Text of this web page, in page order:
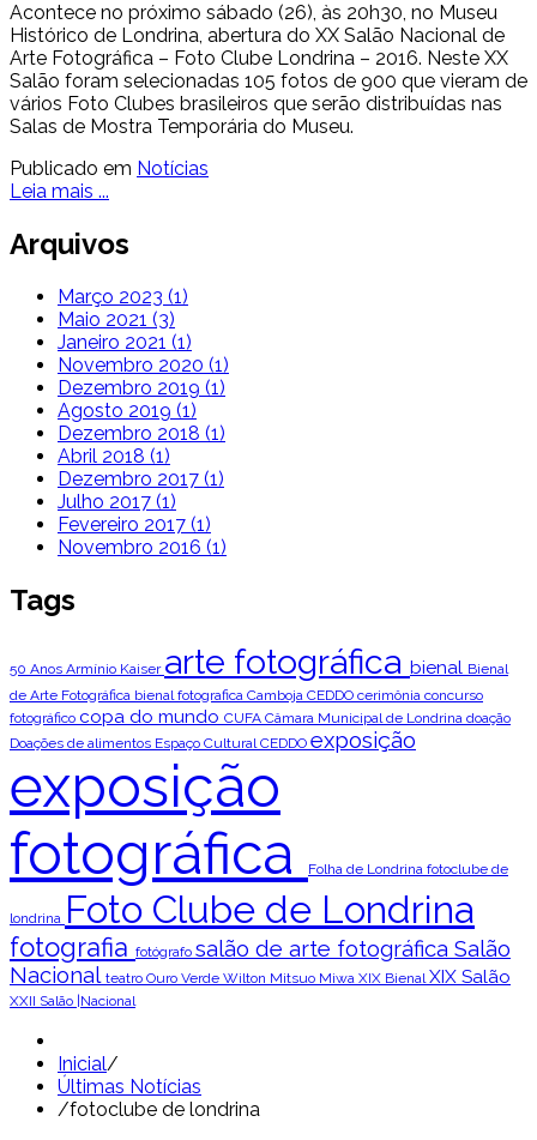
Acontece no próximo sábado (26), às 20h30, no Museu
Histórico de Londrina, abertura do XX Salão Nacional de
Arte Fotográfica – Foto Clube Londrina – 2016. Neste XX
Salão foram selecionadas 105 fotos de 900 que vieram de
vários Foto Clubes brasileiros que serão distribuídas nas
Salas de Mostra Temporária do Museu.
Publicado em Notícias
Leia mais ...
Arquivos
Março 2023 (1)
Maio 2021 (3)
Janeiro 2021 (1)
Novembro 2020 (1)
Dezembro 2019 (1)
Agosto 2019 (1)
Dezembro 2018 (1)
Abril 2018 (1)
Dezembro 2017 (1)
Julho 2017 (1)
Fevereiro 2017 (1)
Novembro 2016 (1)
Tags
50 Anos Armínio Kaiser arte fotográfica bienal Bienal
de Arte Fotográfica bienal fotografica Camboja CEDDO cerimônia concurso
fotográfico copa do mundo CUFA Câmara Municipal de Londrina doação
Doações de alimentos Espaço Cultural CEDDO exposição
exposição
fotográfica
Folha de Londrina fotoclube de
londrina Foto Clube de Londrina
fotografia fotógrafo salão de arte fotográfica Salão
Nacional teatro Ouro Verde Wilton Mitsuo Miwa XIX BienalXIX Salão
XXII Salão |Nacional
Inicial/
Últimas Notícias
/fotoclube de londrina